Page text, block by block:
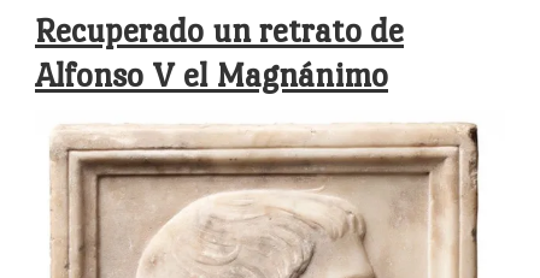
Recuperado un retrato de
Alfonso V el Magnánimo